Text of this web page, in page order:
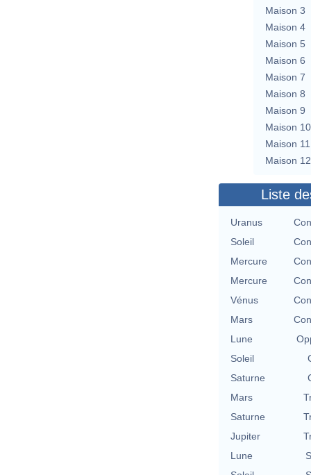
Maison 3
Maison 4
Maison 5
Maison 6
Maison 7
Maison 8
Maison 9
Maison 10
Maison 11
Maison 12
Liste
Uranus
Soleil
Mercure
Mercure
Vénus
Mars
Lune
Soleil
Saturne
Mars
Saturne
Jupiter
Lune